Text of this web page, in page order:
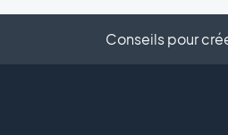
Conseils pour